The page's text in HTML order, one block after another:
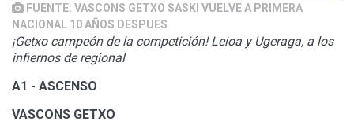
FUENTE: VASCONS GETXO SASKI VUELVE A PRIMERA
NACIONAL 10 AÑOS DESPUES
¡Getxo campeón de la competición! Leioa y Ugeraga, a los
infiernos de regional
A1 - ASCENSO
VASCONS GETXO